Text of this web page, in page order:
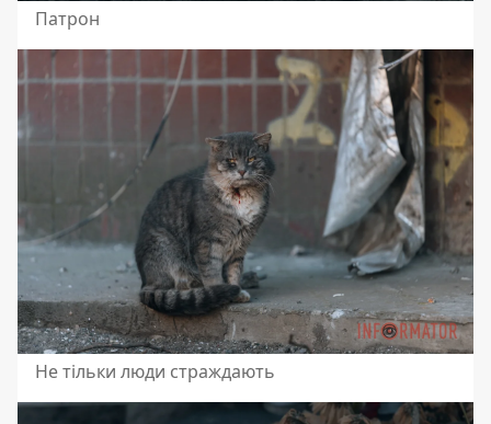
Патрон
Не тільки люди страждають